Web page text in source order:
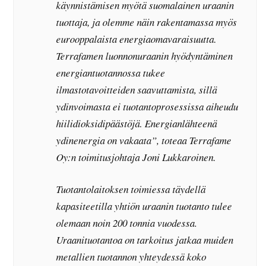
käynnistämisen myötä suomalainen uraanin
tuottaja, ja olemme näin rakentamassa myös
eurooppalaista energiaomavaraisuutta.
Terrafamen luonnonuraanin hyödyntäminen
energiantuotannossa tukee
ilmastotavoitteiden saavuttamista, sillä
ydinvoimasta ei tuotantoprosessissa aiheudu
hiilidioksidipäästöjä. Energianlähteenä
ydinenergia on vakaata”, toteaa Terrafame
Oy:n toimitusjohtaja Joni Lukkaroinen.
Tuotantolaitoksen toimiessa täydellä
kapasiteetilla yhtiön uraanin tuotanto tulee
olemaan noin 200 tonnia vuodessa.
Uraanituotantoa on tarkoitus jatkaa muiden
metallien tuotannon yhteydessä koko